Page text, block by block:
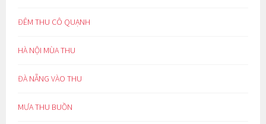
ĐÊM THU CÔ QUẠNH
HÀ NỘI MÙA THU
ĐÀ NẴNG VÀO THU
MƯA THU BUỒN